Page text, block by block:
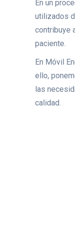
En un
utilizados
contribuye
paciente.
En Móvil
ello,
las
calidad.